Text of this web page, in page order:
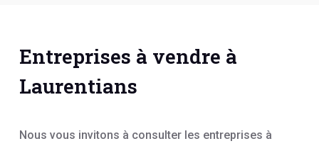
Entreprises à vendre à
Laurentians
Nous vous invitons à consulter les entreprises à